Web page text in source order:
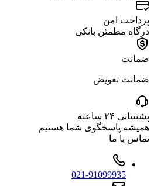
پرداخت امن
درگاه مطمئن بانکی
ضمانت
ضمانت تعویض
پشتیبانی ۲۴ ساعته
همیشه پاسخگوی شما هستیم
تماس با ما
021-91099935